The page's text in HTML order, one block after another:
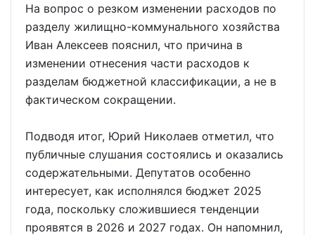
На вопрос о резком изменении расходов по
разделу жилищно-коммунального хозяйства
Иван Алексеев пояснил, что причина в
изменении отнесения части расходов к
разделам бюджетной классификации, а не в
фактическом сокращении.
Подводя итог, Юрий Николаев отметил, что
публичные слушания состоялись и оказались
содержательными. Депутатов особенно
интересует, как исполнялся бюджет 2025
года, поскольку сложившиеся тенденции
проявятся в 2026 и 2027 годах. Он напомнил,